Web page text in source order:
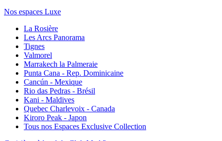
Nos espaces Luxe
La Rosière
Les Arcs Panorama
Tignes
Valmorel
Marrakech la Palmeraie
Punta Cana - Rep. Dominicaine
Cancún - Mexique
Rio das Pedras - Brésil
Kani - Maldives
Quebec Charlevoix - Canada
Kiroro Peak - Japon
Tous nos Espaces Exclusive Collection